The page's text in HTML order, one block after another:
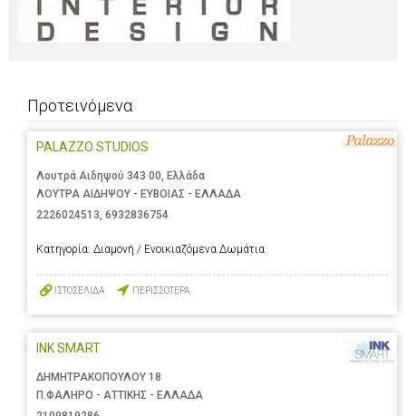
Προτεινόμενα
PALAZZO STUDIOS
Λουτρά Αιδηψού 343 00, Ελλάδα
ΛΟΥΤΡΑ ΑΙΔΗΨΟΥ - ΕΥΒΟΙΑΣ - ΕΛΛΑΔΑ
2226024513, 6932836754
Κατηγορία: Διαμονή / Ενοικιαζόμενα Δωμάτια
ΙΣΤΟΣΕΛΙΔΑ ΠΕΡΙΣΣΟΤΕΡΑ
INK SMART
ΔΗΜΗΤΡΑΚΟΠΟΥΛΟΥ 18
Π.ΦΑΛΗΡΟ - ΑΤΤΙΚΗΣ - ΕΛΛΑΔΑ